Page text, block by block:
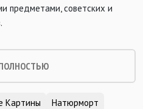
предметами, советских и
Картины
Натюрморт